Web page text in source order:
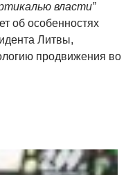
власти”
об особенностях
Литвы,
продвижения во